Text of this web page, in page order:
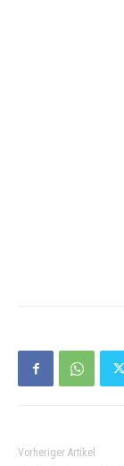
Vorheriger Artikel